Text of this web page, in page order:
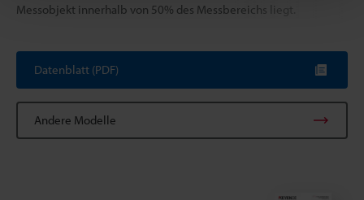
Messobjekt innerhalb von 50% des Messbereichs liegt.
Datenblatt (PDF)
Andere Modelle